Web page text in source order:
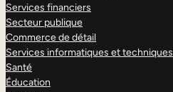
Services financiers
Secteur publique
Commerce de détail
Services informatiques et techniques
Santé
Éducation